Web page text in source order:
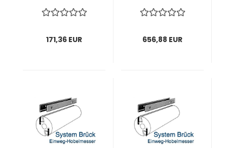
260x18,8x1,0 mm; 1
171,36 EUR
VPE = 20 Stück
656,88 EUR